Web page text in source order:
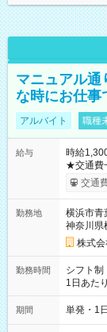
マニュアル通
な時にお仕
アルバイト 職種
給与
時給
★交通費一部支給 時給1,300円
※勤務回
り！】
例】 ・
×8時間
円の場合
円（役割
間】試用
交通
勤務地
横浜市青
神奈川県
株式
勤務時間
シフト制
1日あた
間は 試
期間 単発・1